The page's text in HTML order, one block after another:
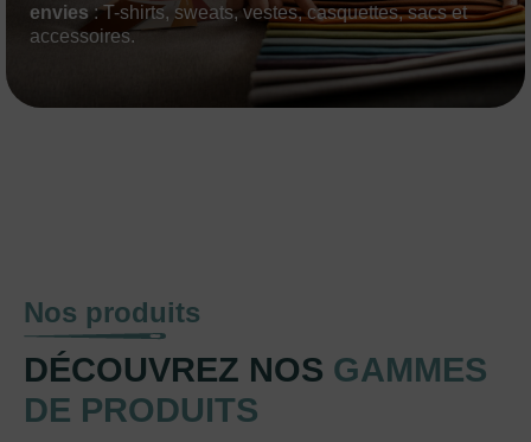
envies : T-shirts, sweats, vestes, casquettes, sacs et
accessoires.
Nos produits
DÉCOUVREZ NOS GAMMES
DE PRODUITS